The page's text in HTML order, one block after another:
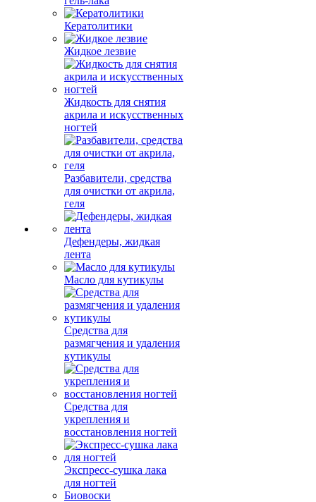
Кератолитики
Жидкое лезвие
Жидкость для снятия
акрила и искусственных
ногтей
Разбавители, средства
для очистки от акрила,
геля
Дефендеры, жидкая
лента
Масло для кутикулы
Средства для
размягчения и удаления
кутикулы
Средства для
укрепления и
восстановления ногтей
Экспресс-сушка лака
для ногтей
Биовоски